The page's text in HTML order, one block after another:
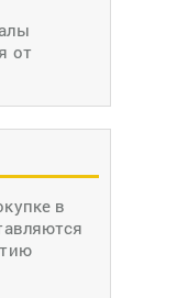
от
в